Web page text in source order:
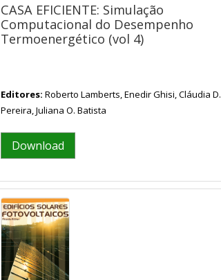
CASA EFICIENTE: Simulação
Computacional do Desempenho
Termoenergético (vol 4)
Editores: Roberto Lamberts, Enedir Ghisi, Cláudia D.
Pereira, Juliana O. Batista
Download